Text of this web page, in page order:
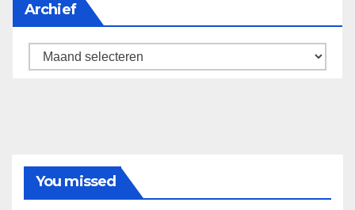
Archief
Archief
You missed